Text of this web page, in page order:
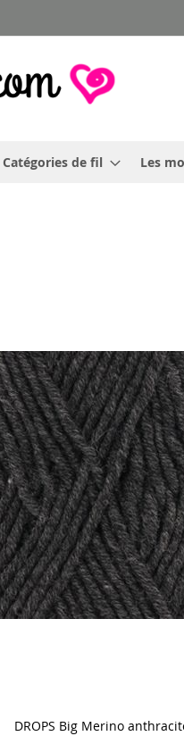
Catégories de fil Les
DROPS Big Merino